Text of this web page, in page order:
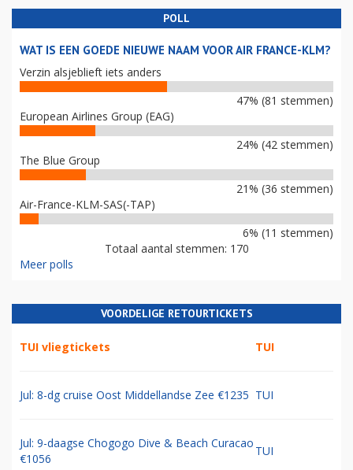
POLL
WAT IS EEN GOEDE NIEUWE NAAM VOOR AIR FRANCE-KLM?
Verzin alsjeblieft iets anders
47% (81 stemmen)
European Airlines Group (EAG)
24% (42 stemmen)
The Blue Group
21% (36 stemmen)
Air-France-KLM-SAS(-TAP)
6% (11 stemmen)
Totaal aantal stemmen: 170
Meer polls
VOORDELIGE RETOURTICKETS
TUI vliegtickets TUI
Jul: 8-dg cruise Oost Middellandse Zee €1235 TUI
Jul: 9-daagse Chogogo Dive & Beach Curacao
€1056
TUI